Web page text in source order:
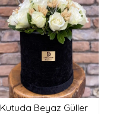
Kutuda Beyaz Güller